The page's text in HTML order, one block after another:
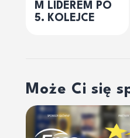
M LIDEREM PO
5. KOLEJCE
Może Ci się